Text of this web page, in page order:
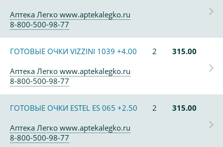
Аптека Легко www.aptekalegko.ru
8-800-500-98-77
ГОТОВЫЕ ОЧКИ VIZZINI 1039 +4.00 2
315.00
Аптека Легко www.aptekalegko.ru
8-800-500-98-77
ГОТОВЫЕ ОЧКИ ESTEL ES 065 +2.50 2
315.00
Аптека Легко www.aptekalegko.ru
8-800-500-98-77